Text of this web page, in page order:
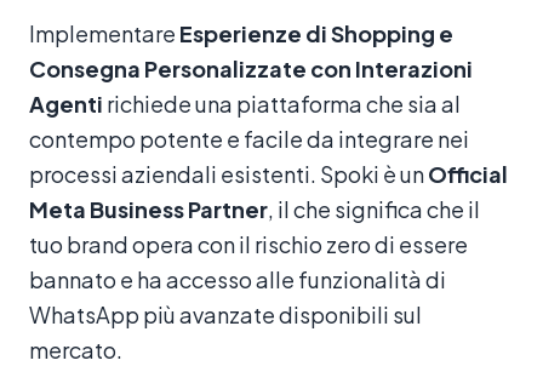
Implementare Esperienze di Shopping e
Consegna Personalizzate con Interazioni
Agenti richiede una piattaforma che sia al
contempo potente e facile da integrare nei
processi aziendali esistenti. Spoki è unOfficial
Meta Business Partner, il che significa che il
tuo brand opera con il rischio zero di essere
bannato e ha accesso alle funzionalità di
WhatsApp più avanzate disponibili sul
mercato.